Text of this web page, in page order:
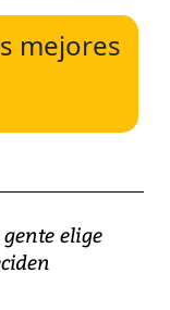
mejores
elige